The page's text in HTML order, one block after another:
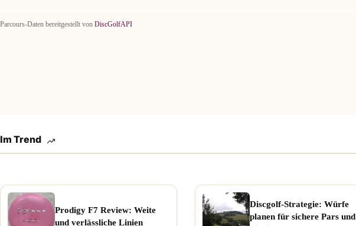
Parcours-Daten bereitgestellt von DiscGolfAPI
Im Trend
Prodigy F7 Review: Weite
und verlässliche Linien
Discgolf-Strategie: Würfe
planen für sichere Pars und